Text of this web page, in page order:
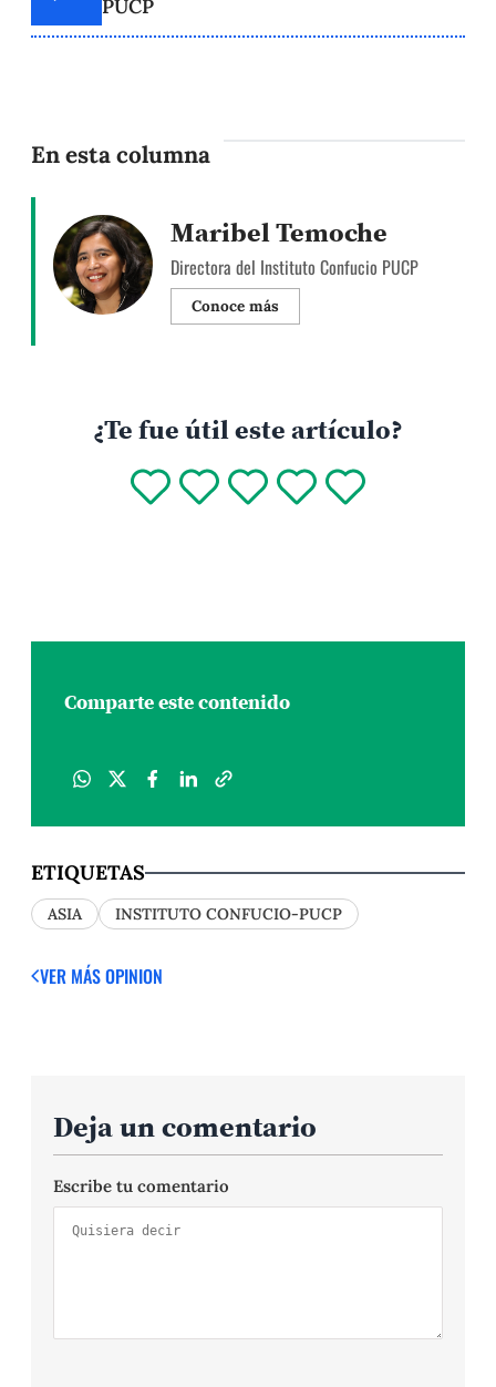
PUCP
En esta columna
Maribel Temoche
Directora del Instituto Confucio PUCP
Conoce más
¿Te fue útil este artículo?
Comparte este contenido
ETIQUETAS
ASIA INSTITUTO CONFUCIO-PUCP
VER MÁS OPINION
Deja un comentario
Escribe tu comentario